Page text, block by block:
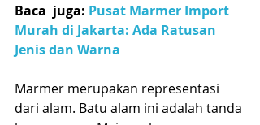
Baca  juga: Pusat Marmer Import
Murah di Jakarta: Ada Ratusan
Jenis dan Warna
Marmer merupakan representasi
dari alam. Batu alam ini adalah tanda